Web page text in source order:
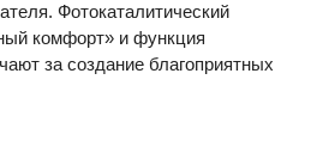
Фотокаталитический
комфорт» и функция
за создание благоприятных